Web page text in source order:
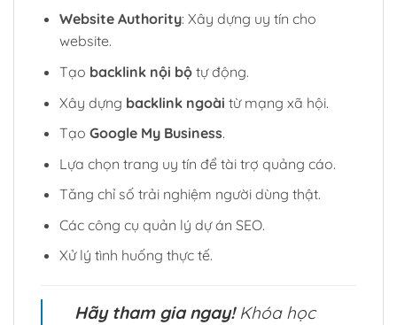
Website Authority: Xây dựng uy tín cho
website.
Tạo backlink nội bộtự động.
Xây dựng backlink ngoài từ mạng xã hội.
Tạo Google My Business.
Lựa chọn trang uy tín để tài trợ quảng cáo.
Tăng chỉ số trải nghiệm người dùng thật.
Các công cụ quản lý dự án SEO.
Xử lý tình huống thực tế.
Hãy tham gia ngay!Khóa học